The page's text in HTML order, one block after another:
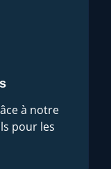
à notre
pour les